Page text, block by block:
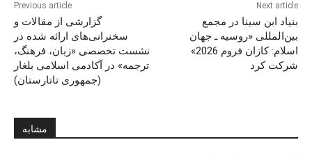
Previous article
گزارشی از مقالات و
سخنرانی‌های ارائه شده در
نشست تخصصی «زبان، فرهنگ،
ترجمه» در آکادمی اسلامی بلغار
(جمهوری تاتارستان)
Next article
بنیاد ابن سینا در مجمع
بین‌المللی «روسیه ـ جهان
اسلام: کازان فروم 2026»
شرکت کرد
مشابه